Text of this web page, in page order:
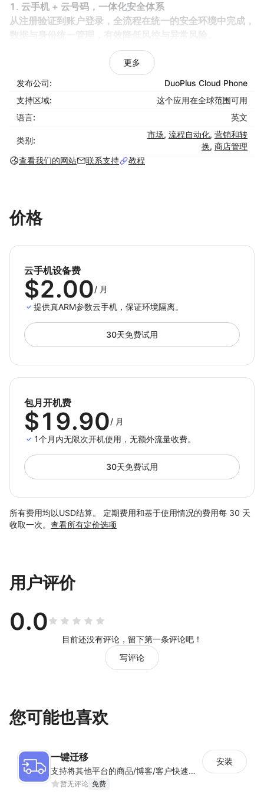
1. 云手机 + 云号码，一体化安全体系
从注册验证到账户登录，全流程在统一的安全环境中完成，
2. 真机级云端环境，全面模拟真实设备
每台云手机都具备独立硬件指纹、GPS 定位、设备信息与
网络参数，真实可靠，满足多平台的合规要求。
3. 独立 IP 与环境隔离，批量运行更稳
每个云手机独享独立 IP，设备间完全隔离，实现多账号批
量管理而互不影响。
4. 自动化与脚本调度，高效便捷
5. 弹性部署，无限扩展
可在云端快速创建、销毁或批量管理上千台虚拟设备，灵活
应对业务增长与不同地区的运营需求。
6. 持续在线，稳定可靠
全天候云端运行，不受硬件与网络限制，确保任务、推广和
测试持续执行。
三、典型应用场景
1. 跨境电商
支持批量管理店铺和账号，防封防关联，提高运营效率，助
2. 社交媒体营销
满足多账号养号、内容发布与广告投放需求，多平台集中管
理，提升内容输出效率与投放精准度。
3. 应用出海测试
可在不同国家与网络环境中进行功能与合规性测试，加快测
试周期，降低平台风险。
4. 游戏业务
5. 广告与自动化运营
满足批量广告账户投放与任务自动执行，实现全天候智能化
四、DuoPlus 云手机能解决的核心问题
2. 提升效率
更加高效。
3. 保障安全
操作日志、数据与网络环境全面加密与隔离，减少封号与账
更多
发布公司:
DuoPlus Cloud Phone
支持区域:
这个应用在全球范围可用
语言:
英文
类别:
市场, 流程自动化, 营销和转
换, 商店管理
查看我们的网站
联系支持 教程
价格
云手机设备费
$2.00/ 月
提供真ARM参数云手机，保证环境隔离。
30天免费试用
包月开机费
$19.90/ 月
1个月内无限次开机使用，无额外流量收费。
30天免费试用
所有费用均以USD结算。 定期费用和基于使用情况的费用每 30 天
收取一次。 查看所有定价选项
用户评价
0.0
目前还没有评论，留下第一条评论吧！
写评论
您可能也喜欢
一键迁移
支持将其他平台的商品/博客/客户快速迁移到Shoplazza平台
暂无评论 免费
安装